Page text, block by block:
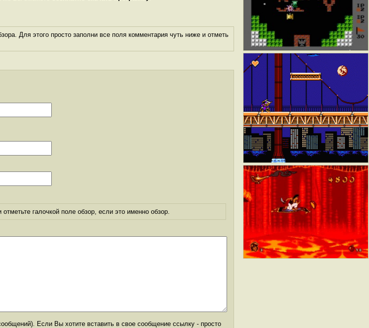
Для этого просто заполни все поля комментария чуть ниже и отметь
галочкой поле обзор, если это именно обзор.
Если Вы хотите вставить в свое сообщение ссылку - просто